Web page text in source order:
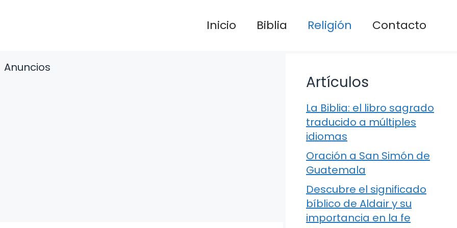
Inicio Biblia Religión Contacto
Anuncios
Artículos
La Biblia: el libro sagrado
traducido a múltiples
idiomas
Oración a San Simón de
Guatemala
Descubre el significado
bíblico de Aldair y su
importancia en la fe